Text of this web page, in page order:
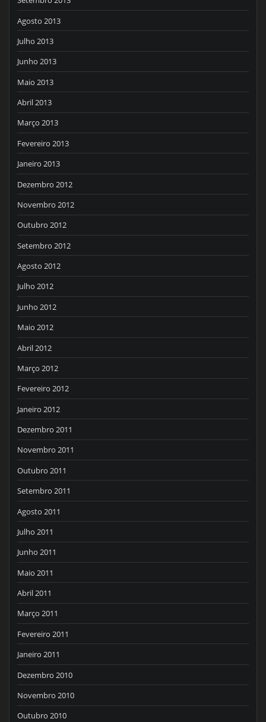
Agosto 2013
Julho 2013
Junho 2013
Maio 2013
Abril 2013
Março 2013
Fevereiro 2013
Janeiro 2013
Dezembro 2012
Novembro 2012
Outubro 2012
Setembro 2012
Agosto 2012
Julho 2012
Junho 2012
Maio 2012
Abril 2012
Março 2012
Fevereiro 2012
Janeiro 2012
Dezembro 2011
Novembro 2011
Outubro 2011
Setembro 2011
Agosto 2011
Julho 2011
Junho 2011
Maio 2011
Abril 2011
Março 2011
Fevereiro 2011
Janeiro 2011
Dezembro 2010
Novembro 2010
Outubro 2010